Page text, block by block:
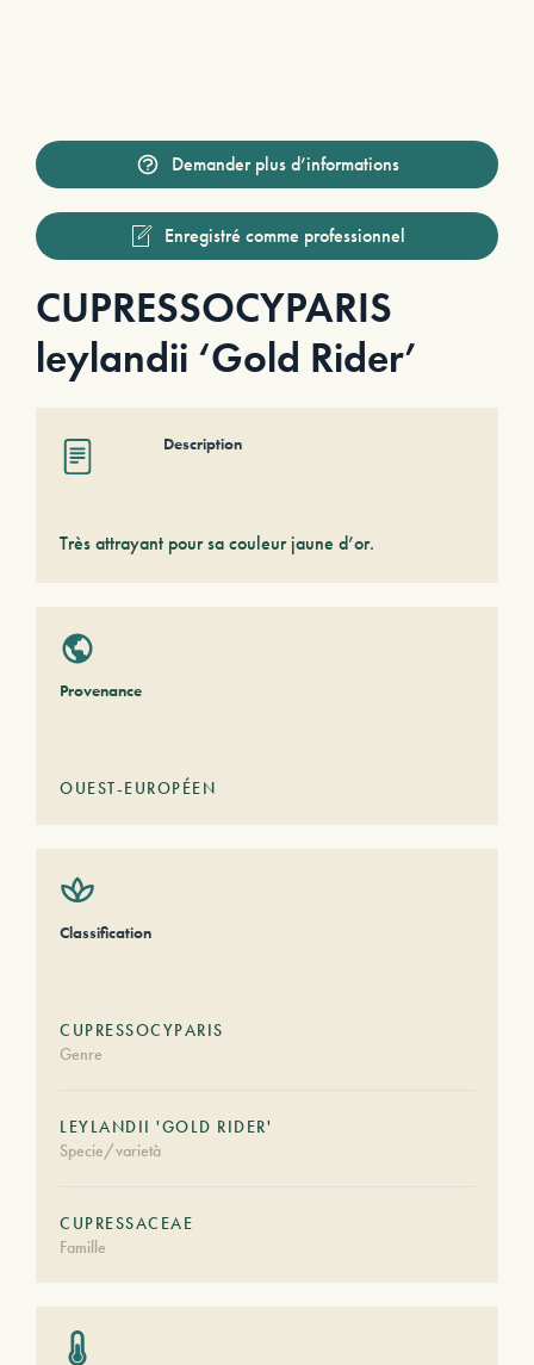
Demander plus d’informations
Enregistré comme professionnel
CUPRESSOCYPARIS
leylandii ‘Gold Rider’
Description
Très attrayant pour sa couleur jaune d’or.
Provenance
OUEST-EUROPÉEN
Classification
CUPRESSOCYPARIS
Genre
LEYLANDII 'GOLD RIDER'
Specie/varietà
CUPRESSACEAE
Famille